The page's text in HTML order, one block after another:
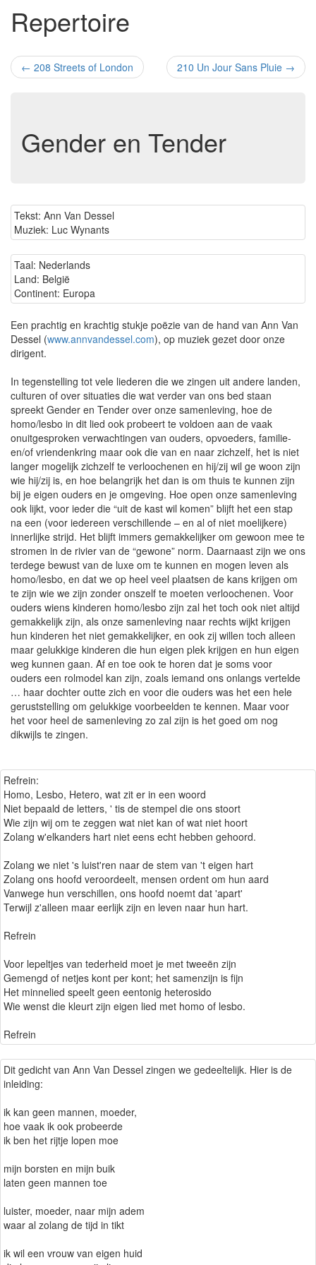
Repertoire
← 208 Streets of London 210 Un Jour Sans Pluie →
Gender en Tender
Tekst: Ann Van Dessel
Muziek: Luc Wynants
Taal: Nederlands
Land: België
Continent: Europa
Een prachtig en krachtig stukje poëzie van de hand van Ann Van
Dessel (www.annvandessel.com), op muziek gezet door onze
dirigent.
In tegenstelling tot vele liederen die we zingen uit andere landen,
culturen of over situaties die wat verder van ons bed staan
spreekt Gender en Tender over onze samenleving, hoe de
homo/lesbo in dit lied ook probeert te voldoen aan de vaak
onuitgesproken verwachtingen van ouders, opvoeders, familie-
en/of vriendenkring maar ook die van en naar zichzelf, het is niet
langer mogelijk zichzelf te verloochenen en hij/zij wil ge woon zijn
wie hij/zij is, en hoe belangrijk het dan is om thuis te kunnen zijn
bij je eigen ouders en je omgeving. Hoe open onze samenleving
ook lijkt, voor ieder die “uit de kast wil komen” blijft het een stap
na een (voor iedereen verschillende – en al of niet moelijkere)
innerlijke strijd. Het blijft immers gemakkelijker om gewoon mee te
stromen in de rivier van de “gewone” norm. Daarnaast zijn we ons
terdege bewust van de luxe om te kunnen en mogen leven als
homo/lesbo, en dat we op heel veel plaatsen de kans krijgen om
te zijn wie we zijn zonder onszelf te moeten verloochenen. Voor
ouders wiens kinderen homo/lesbo zijn zal het toch ook niet altijd
gemakkelijk zijn, als onze samenleving naar rechts wijkt krijgen
hun kinderen het niet gemakkelijker, en ook zij willen toch alleen
maar gelukkige kinderen die hun eigen plek krijgen en hun eigen
weg kunnen gaan. Af en toe ook te horen dat je soms voor
ouders een rolmodel kan zijn, zoals iemand ons onlangs vertelde
… haar dochter outte zich en voor die ouders was het een hele
geruststelling om gelukkige voorbeelden te kennen. Maar voor
het voor heel de samenleving zo zal zijn is het goed om nog
dikwijls te zingen.
Refrein:
Homo, Lesbo, Hetero, wat zit er in een woord
Niet bepaald de letters, ' tis de stempel die ons stoort
Wie zijn wij om te zeggen wat niet kan of wat niet hoort
Zolang w'elkanders hart niet eens echt hebben gehoord.
Zolang we niet 's luist'ren naar de stem van 't eigen hart
Zolang ons hoofd veroordeelt, mensen ordent om hun aard
Vanwege hun verschillen, ons hoofd noemt dat 'apart'
Terwijl z'alleen maar eerlijk zijn en leven naar hun hart.
Refrein
Voor lepeltjes van tederheid moet je met tweeën zijn
Gemengd of netjes kont per kont; het samenzijn is fijn
Het minnelied speelt geen eentonig heterosido
Wie wenst die kleurt zijn eigen lied met homo of lesbo.
Refrein
Dit gedicht van Ann Van Dessel zingen we gedeeltelijk. Hier is de
inleiding:
ik kan geen mannen, moeder,
hoe vaak ik ook probeerde
ik ben het rijtje lopen moe
mijn borsten en mijn buik
laten geen mannen toe
luister, moeder, naar mijn adem
waar al zolang de tijd in tikt
ik wil een vrouw van eigen huid